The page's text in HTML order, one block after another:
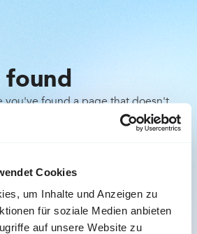
Cookies
um Inhalte und Anzeigen zu
für soziale Medien anbieten
auf unsere Website zu
found
you've found a page that doesn't
to the best of us. Here are
for any typos or mistakes.
page and try to navigate
from there.